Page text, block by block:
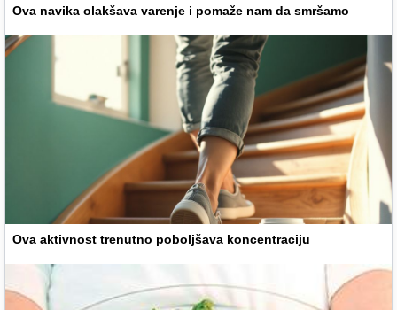
Ova navika olakšava varenje i pomaže nam da smršamo
Ova aktivnost trenutno poboljšava koncentraciju